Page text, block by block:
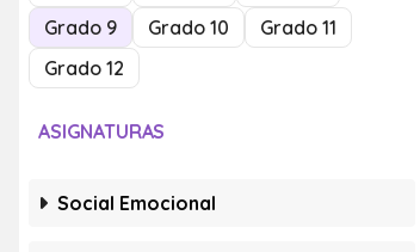
Grado 9
Grado 10
Grado 11
Grado 12
ASIGNATURAS
Social Emocional